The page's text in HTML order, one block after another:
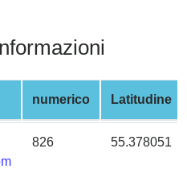
numerico Latitudine
826 55.378051